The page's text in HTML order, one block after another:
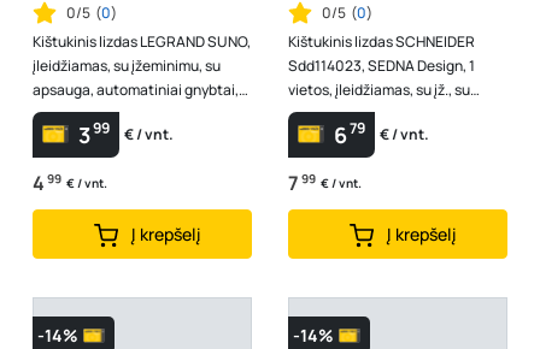
0/5 (0)
Kištukinis lizdas LEGRAND SUNO,
įleidžiamas, su įžeminimu, su
apsauga, automatiniai gnybtai,
2P+Ž, baltos sp., 721124
399 € / vnt.
4 99 € / vnt.
Į krepšelį
0/5 (0)
Kištukinis lizdas SCHNEIDER
Sdd114023, SEDNA Design, 1
vietos, įleidžiamas, su įž., su
dangteliu, antracito spalvos
679 € / vnt.
7 99 € / vnt.
Į krepšelį
-14% -14%